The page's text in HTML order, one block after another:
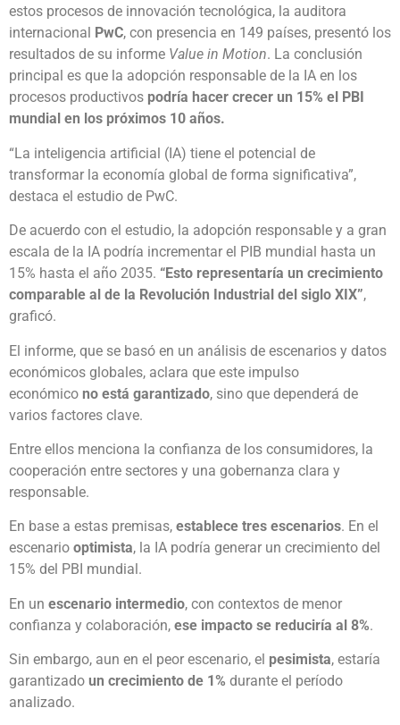
estos procesos de innovación tecnológica, la auditora
internacional
PwC, con presencia en 149 países, presentó los
resultados de su informe Value in Motion. La conclusión
principal es que la adopción responsable de la IA en los
procesos productivos podría hacer crecer un 15% el PBI
mundial en los próximos 10 años.
“La inteligencia artificial (IA) tiene el potencial de
transformar la economía global de forma significativa”,
destaca el estudio de PwC.
De acuerdo con el estudio, la adopción responsable y a gran
escala de la IA podría incrementar el PIB mundial hasta un
15% hasta el año 2035. “Esto representaría un crecimiento
comparable al de la Revolución Industrial del siglo XIX”,
graficó.
El informe, que se basó en un análisis de escenarios y datos
económicos globales, aclara que este impulso
económico no está garantizado, sino que dependerá de
varios factores clave.
Entre ellos menciona la confianza de los consumidores, la
cooperación entre sectores y una gobernanza clara y
responsable.
En base a estas premisas, establece tres escenarios. En el
escenario optimista, la IA podría generar un crecimiento del
15% del PBI mundial.
En un escenario intermedio, con contextos de menor
confianza y colaboración, ese impacto se reduciría al 8%.
Sin embargo, aun en el peor escenario, el pesimista, estaría
garantizado un crecimiento de 1% durante el período
analizado.